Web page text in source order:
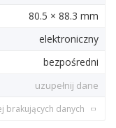
80.5 × 88.3 mm
elektroniczny
bezpośredni
uzupełnij dane
brakujących danych